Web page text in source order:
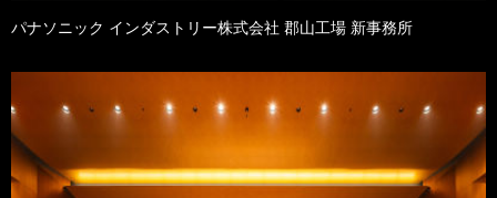
パナソニック インダストリー株式会社 郡山工場 新事務所